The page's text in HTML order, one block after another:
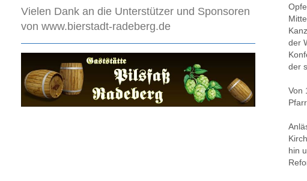
Vielen Dank an die Unterstützer und Sponsoren
von www.bierstadt-radeberg.de
der
der
Von
hin